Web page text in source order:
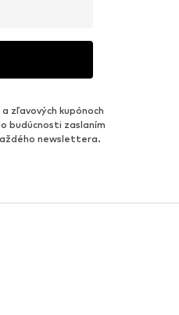
zľavových kupónoch
budúcnosti zaslaním
newslettera.